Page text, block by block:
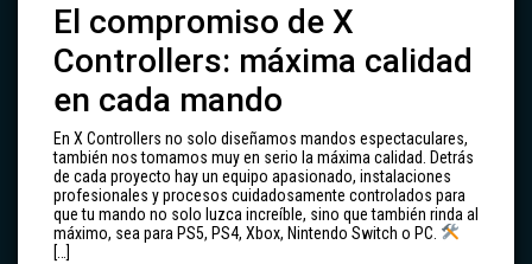
El compromiso de X
Controllers: máxima calidad
en cada mando
En X Controllers no solo diseñamos mandos espectaculares,
también nos tomamos muy en serio la máxima calidad. Detrás
de cada proyecto hay un equipo apasionado, instalaciones
profesionales y procesos cuidadosamente controlados para
que tu mando no solo luzca increíble, sino que también rinda al
máximo, sea para PS5, PS4, Xbox, Nintendo Switch o PC.
[…]